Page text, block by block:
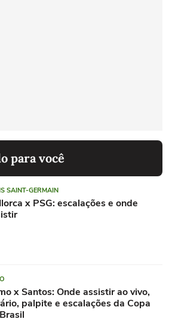
para você
SAINT-GERMAIN
x PSG: escalações e onde
x Santos: Onde assistir ao vivo,
palpite e escalações da Copa